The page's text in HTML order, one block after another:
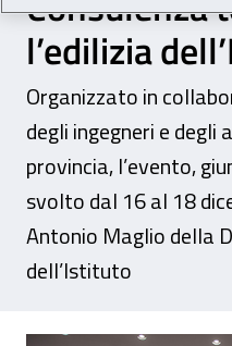
l’edilizia
Organizzato in
degli ingegneri e
provincia, l’evento,
svolto dal 16 al 18
Antonio Maglio della
dell’Istituto